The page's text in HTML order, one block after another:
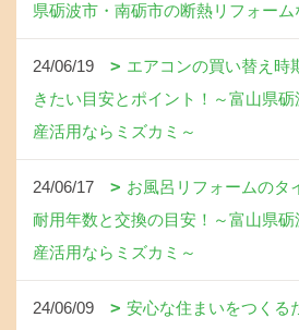
県砺波市・南砺市の断熱リフォーム
24/06/19
エアコンの買い替え時
きたい目安とポイント！～富山県
産活用ならミズカミ～
24/06/17
お風呂リフォームのタ
耐用年数と交換の目安！～富山県
産活用ならミズカミ～
24/06/09
安心な住まいをつく